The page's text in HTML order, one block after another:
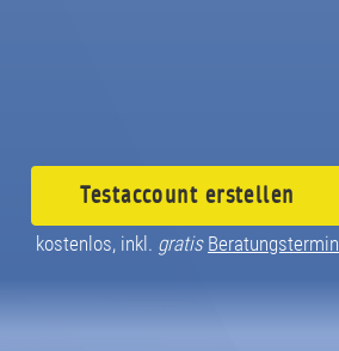
Testaccount erstellen
kostenlos, inkl. gratis Beratungstermin